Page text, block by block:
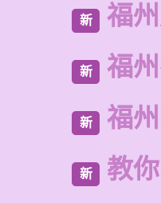
新 福
新 福
新 福
新 教